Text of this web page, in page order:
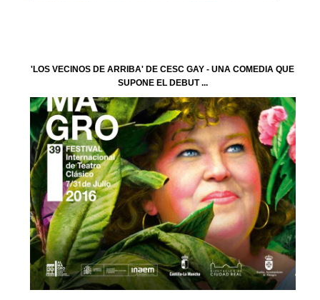
'LOS VECINOS DE ARRIBA' DE CESC GAY - UNA COMEDIA QUE
SUPONE EL DEBUT ...